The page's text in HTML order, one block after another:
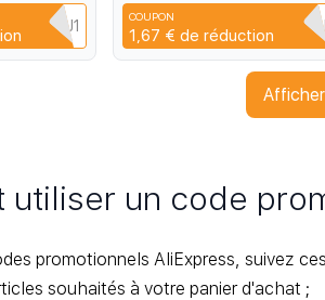
COUPON
1,67 € de réduction
utiliser un code
promotionnels AliExpress, suivez
souhaités à votre panier d'achat ;